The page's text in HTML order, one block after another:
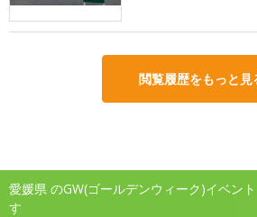
閲覧履歴をもっと見
愛媛県 のGW(ゴールデンウィーク)イベン
す